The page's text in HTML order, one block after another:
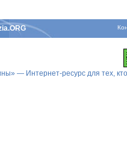
— Интернет-ресурс для тех,